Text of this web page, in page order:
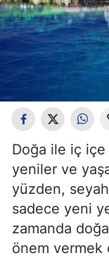
Doğa ile iç
yeniler ve
yüzden,
sadece yeni
zamanda
önem vermek